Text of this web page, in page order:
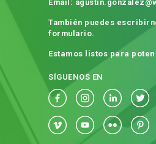
Email:
También puedes
formulario.
Estamos listos para
SÍGUENOS EN